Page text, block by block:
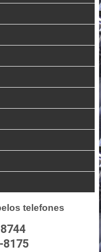
telefones
8175